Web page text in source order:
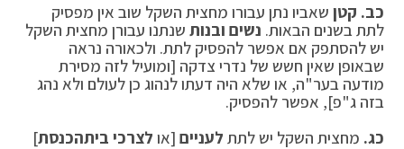
כב. קטן שאביו נתן עבורו מחצית השקל שוב אין מפסיק
לתת בשנים הבאות. נשים ובנות שנתנו עבורן מחצית השקל
יש להסתפק אם אפשר להפסיק לתת. ולכאורה נראה
שבאופן שאין חשש של נדרי צדקה [ומועיל לזה מסירת
מודעה בער"ה, או שלא היה דעתו לנהוג כן לעולם ולא נהג
בזה ג"פ], אפשר להפסיק.
כג. מחצית השקל יש לתת לעניים [או לצרכי ביתהכנסת]